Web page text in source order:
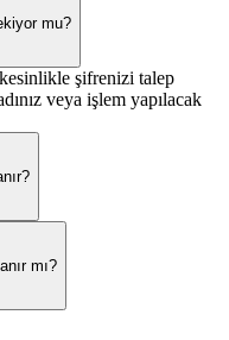
mu?
şifrenizi talep
veya işlem yapılacak
mı?